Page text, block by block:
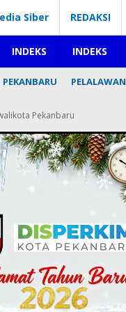
Siber REDAKSI
INDEKS INDEKS
PEKANBARU
PELALAWAN
Pekanbaru